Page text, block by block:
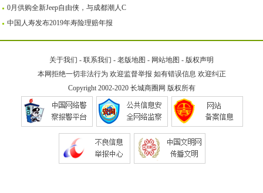
0月供购全新Jeep自由侠，与成都潮人C
中国人寿发布2019年寿险理赔年报
关于我们 - 联系我们 - 老版地图 - 网站地图 - 版权声明
本网拒绝一切非法行为 欢迎监督举报 如有错误信息 欢迎纠正
Copyright 2002-2020 长城商圈网 版权所有